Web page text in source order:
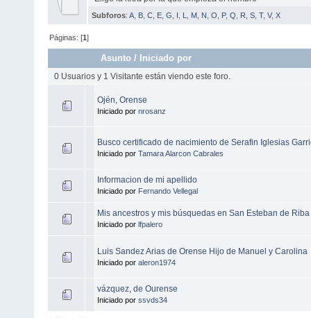
Subforos: A B C E G I L M N O P, Q R S T, V, X
Páginas: [1]
Asunto / Iniciado por
0 Usuarios y 1 Visitante están viendo este foro.
Ojén, Orense
Iniciado por nrosanz
Busco certificado de nacimiento de Serafin Iglesias
Iniciado por Tamara Alarcon Cabrales
Informacion de mi apellido
Iniciado por Fernando Vellegal
Mis ancestros y mis búsquedas en San Esteban de
Iniciado por lfpalero
Luis Sandez Arias de Orense Hijo de Manuel y Carolina
Iniciado por aleron1974
vázquez, de Ourense
Iniciado por ssvds34